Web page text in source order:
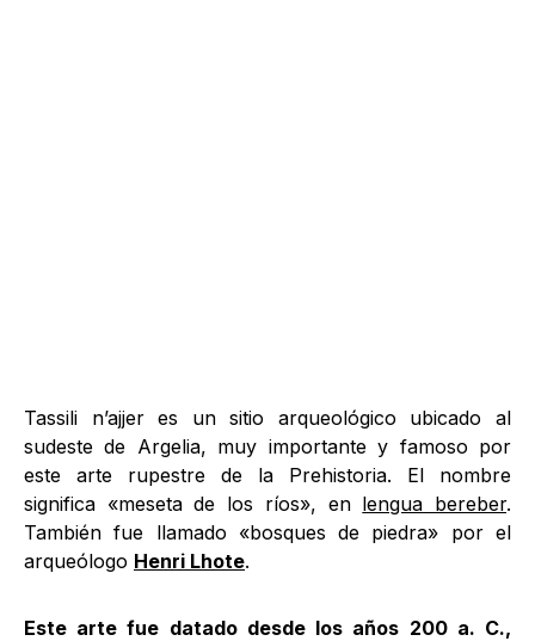
Tassili n’ajjer es un sitio arqueológico ubicado al
sudeste de Argelia, muy importante y famoso por
este arte rupestre de la Prehistoria. El nombre
significa «meseta de los ríos», en lengua bereber.
También fue llamado «bosques de piedra» por el
arqueólogo Henri Lhote.
Este arte fue datado desde los años 200 a. C.,